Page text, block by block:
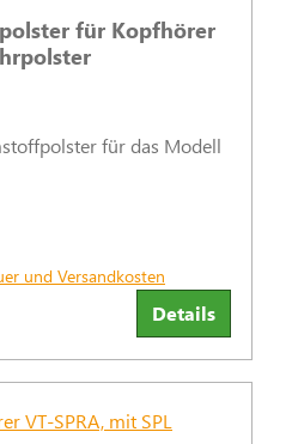
für Kopfhörer
für das Modell
und Versandkosten
Details